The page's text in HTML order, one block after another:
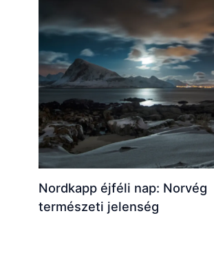
Nordkapp éjféli nap: Norvég
természeti jelenség